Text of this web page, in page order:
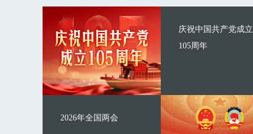
庆祝中国共产党成立
105周年
2026年全国两会